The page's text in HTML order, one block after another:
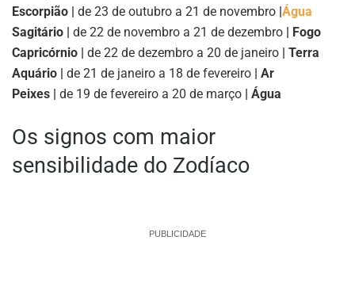
Escorpião | de 23 de outubro a 21 de novembro |Água
Sagitário | de 22 de novembro a 21 de dezembro | Fogo
Capricórnio | de 22 de dezembro a 20 de janeiro | Terra
Aquário | de 21 de janeiro a 18 de fevereiro | Ar
Peixes | de 19 de fevereiro a 20 de março | Água
Os signos com maior
sensibilidade do Zodíaco
PUBLICIDADE